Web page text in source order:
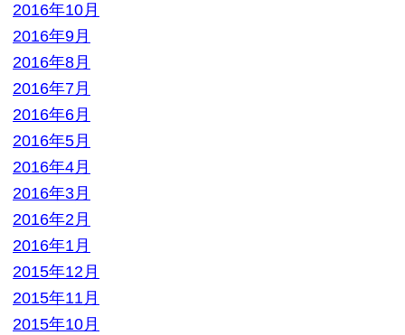
2015年8月
2015年7月
2015年6月
2015年5月
2015年4月
2015年2月
2015年1月
2014年12月
2014年11月
2014年10月
2014年9月
2014年7月
2014年6月
2014年3月
2014年2月
2014年1月